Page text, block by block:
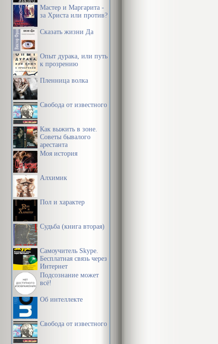
Мастер и Маргарита -
за Христа или против?
Сказать жизни Да
Опыт дурака, или путь
к прозрению
Пленница волка
Свобода от известного
Как выжить в зоне.
Советы бывалого
арестанта
Моя история
Алхимик
Пол и характер
Судьба (книга вторая)
Самоучитель Skype.
Бесплатная связь через
Интернет
Подсознание может
всё!
Об интеллекте
Свобода от известного